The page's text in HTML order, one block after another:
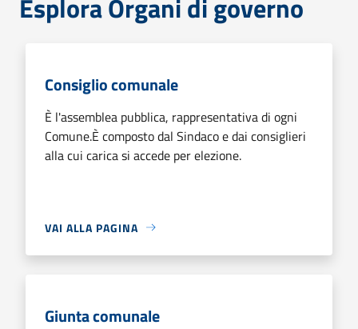
Esplora Organi di governo
Consiglio comunale
È l'assemblea pubblica, rappresentativa di ogni
Comune.È composto dal Sindaco e dai consiglieri
alla cui carica si accede per elezione.
VAI ALLA PAGINA
Giunta comunale